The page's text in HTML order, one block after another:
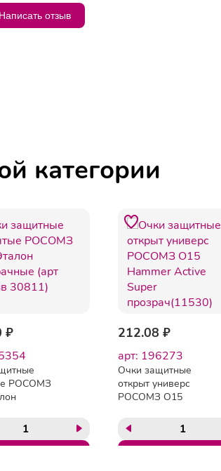
Написать отзыв
категории
₽
РОСОМЗ
212.08 ₽
арт: 196273
Очки защитные
открыт универс
РОСОМЗ О15
прозрач(11530)